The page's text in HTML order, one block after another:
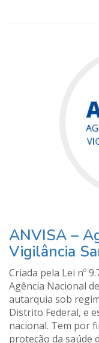
ANVISA –
Vigilância
Criada pela Lei nº
Agência Nacional
autarquia sob
Distrito Federal, e
nacional. Tem por
proteção da saúde